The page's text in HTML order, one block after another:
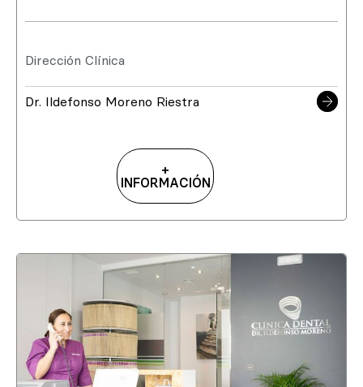
Dirección Clínica
Dr. Ildefonso Moreno Riestra
+
INFORMACIÓN